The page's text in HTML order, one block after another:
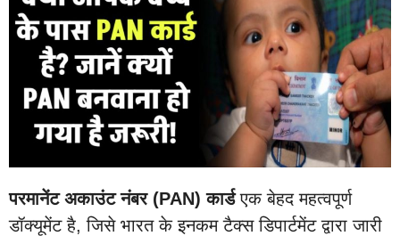
परमानेंट अकाउंट नंबर (PAN) कार्डएक बेहद महत्वपूर्ण
डॉक्यूमेंट है, जिसे भारत के इनकम टैक्स डिपार्टमेंट द्वारा जारी